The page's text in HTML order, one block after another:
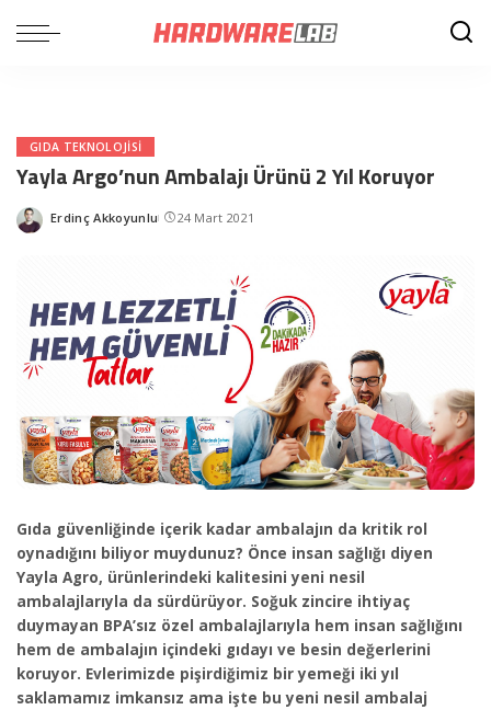
GIDA TEKNOLOJISI
Yayla Argo’nun Ambalajı Ürünü 2 Yıl Koruyor
Posted
Erdinç Akkoyunlu 24 Mart 2021
Gıda güvenliğinde içerik kadar ambalajın da kritik rol
oynadığını biliyor muydunuz? Önce insan sağlığı diyen
Yayla Agro, ürünlerindeki kalitesini yeni nesil
ambalajlarıyla da sürdürüyor. Soğuk zincire ihtiyaç
duymayan BPA’sız özel ambalajlarıyla hem insan sağlığını
hem de ambalajın içindeki gıdayı ve besin değerlerini
koruyor. Evlerimizde pişirdiğimiz bir yemeği iki yıl
saklamamız imkansız ama işte bu yeni nesil ambalaj